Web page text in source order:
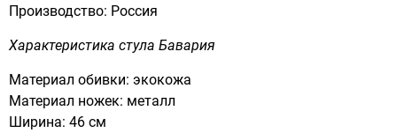
Производство: Россия
Характеристика стула Бавария
Материал обивки: экокожа
Материал ножек: металл
Ширина: 46 см